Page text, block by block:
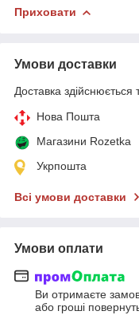
Приховати
Умови доставки
Доставка здійснюється
Нова Пошта
Магазини Rozetka
Укрпошта
Всі умови доставки
Умови оплати
Ви отримаєте
або гроші